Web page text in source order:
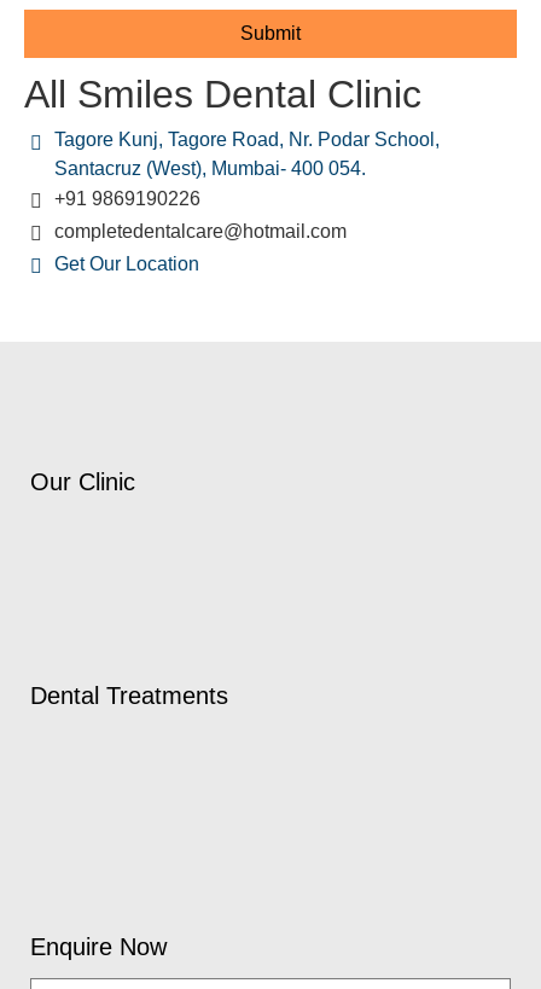
All Smiles Dental Clinic
Tagore Kunj, Tagore Road, Nr. Podar School,
Santacruz (West), Mumbai- 400 054.
+91 9869190226
completedentalcare@hotmail.com
Get Our Location
Our Clinic
Dental Treatments
Enquire Now